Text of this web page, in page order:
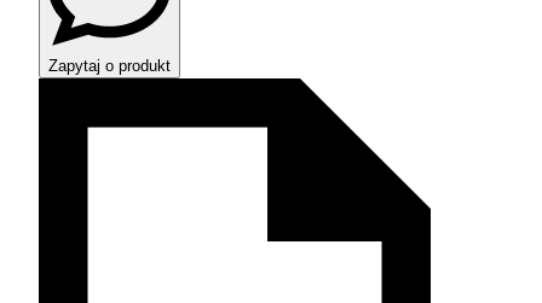
Zapytaj o produkt